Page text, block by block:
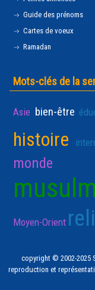
Guide des prénoms
Cartes de voeux
Ramadan
Mots-clés de la
Asie bien-être
histoire
monde
Moyen-Orient
copyright © 2002-2025
reproduction et